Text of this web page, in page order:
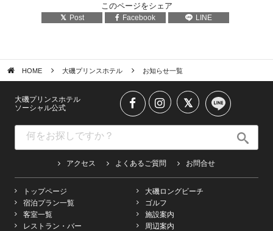
このページをシェア
Post Facebook LINE
HOME 大磯プリンスホテル お知らせ一覧
大磯プリンスホテル
ソーシャル公式
アクセス よくあるご質問 お問合せ
トップページ
宿泊プラン一覧
客室一覧
レストラン・バー
大磯ロングビーチ
ゴルフ
施設案内
周辺案内